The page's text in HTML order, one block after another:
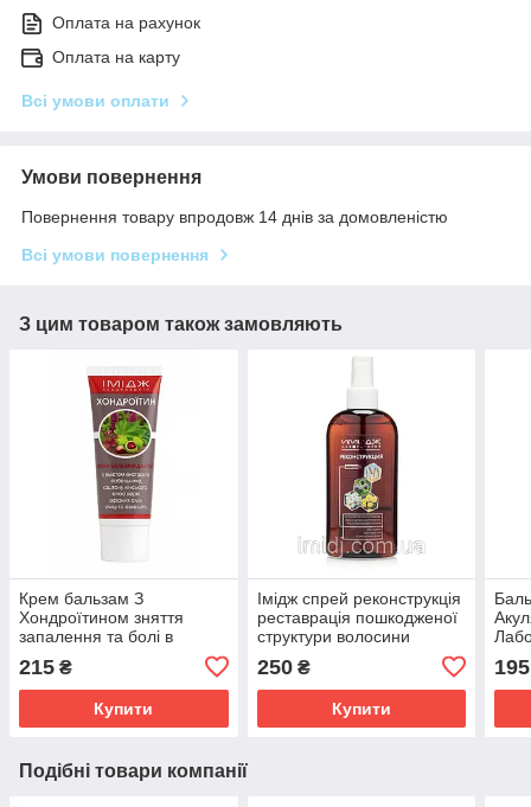
Оплата на рахунок
Оплата на карту
Всі умови оплати
Умови повернення
Повернення товару впродовж 14 днів за домовленістю
Всі умови повернення
З цим товаром також замовляють
Крем бальзам З
Хондроїтином зняття
запалення та болі в
суглобах, м'язах і хребті
Імідж Лабораторія
215 ₴
Купити
Імідж спрей реконструкція
реставрація пошкодженої
структури волосини
250₴
Купити
195
Подібні товари компанії